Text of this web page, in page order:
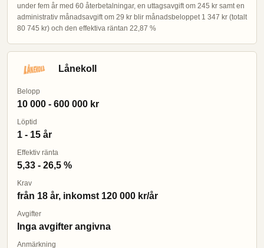
under fem år med 60 återbetalningar, en uttagsavgift om 245 kr samt en
administrativ månadsavgift om 29 kr blir månadsbeloppet 1 347 kr (totalt
80 745 kr) och den effektiva räntan 22,87 %
Lånekoll
Belopp
10 000 - 600 000 kr
Löptid
1 - 15 år
Effektiv ränta
5,33 - 26,5 %
Krav
från 18 år, inkomst 120 000 kr/år
Avgifter
Inga avgifter angivna
Anmärkning